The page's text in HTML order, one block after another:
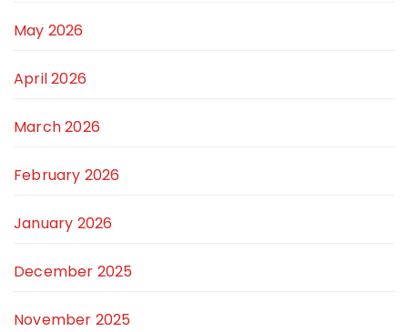
May 2026
April 2026
March 2026
February 2026
January 2026
December 2025
November 2025